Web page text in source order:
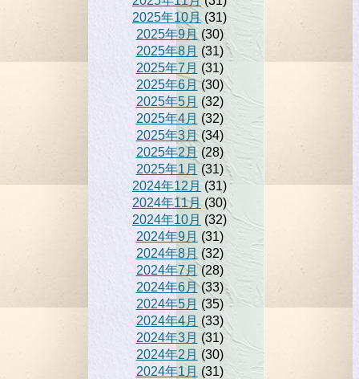
2025年10月(31)
2025年9月(30)
2025年8月 (31)
2025年7月 (31)
2025年6月(30)
2025年5月 (32)
2025年4月 (32)
2025年3月(34)
2025年2月(28)
2025年1月 (31)
2024年12月 (31)
2024年11月 (30)
2024年10月 (32)
2024年9月 (31)
2024年8月(32)
2024年7月(28)
2024年6月(33)
2024年5月(35)
2024年4月 (33)
2024年3月 (31)
2024年2月 (30)
2024年1月 (31)